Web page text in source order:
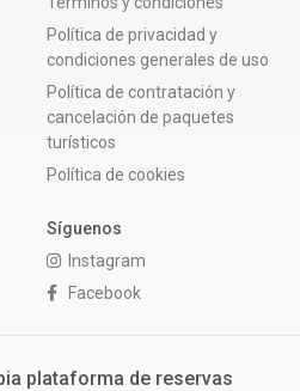
Política de privacidad y
condiciones generales de uso
Política de contratación y
cancelación de paquetes
turísticos
Política de cookies
Síguenos
Instagram
Facebook
plataforma de reservas